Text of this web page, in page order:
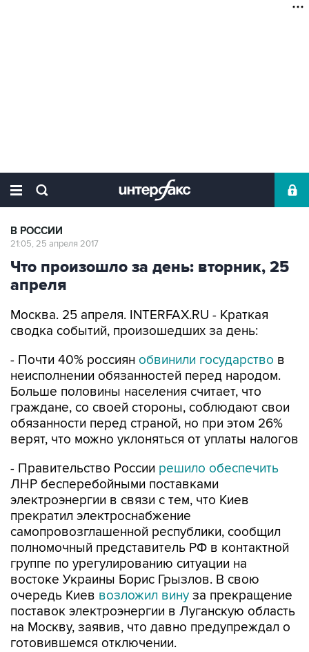
В РОССИИ
21:05, 25 апреля 2017
Что произошло за день: вторник, 25
апреля
Москва. 25 апреля. INTERFAX.RU - Краткая
сводка событий, произошедших за день:
- Почти 40% россиян обвинили государство в
неисполнении обязанностей перед народом.
Больше половины населения считает, что
граждане, со своей стороны, соблюдают свои
обязанности перед страной, но при этом 26%
верят, что можно уклоняться от уплаты налогов
- Правительство России решило обеспечить
ЛНР бесперебойными поставками
электроэнергии в связи с тем, что Киев
прекратил электроснабжение
самопровозглашенной республики, сообщил
полномочный представитель РФ в контактной
группе по урегулированию ситуации на
востоке Украины Борис Грызлов. В свою
очередь Киев возложил вину за прекращение
поставок электроэнергии в Луганскую область
на Москву, заявив, что давно предупреждал о
готовившемся отключении.